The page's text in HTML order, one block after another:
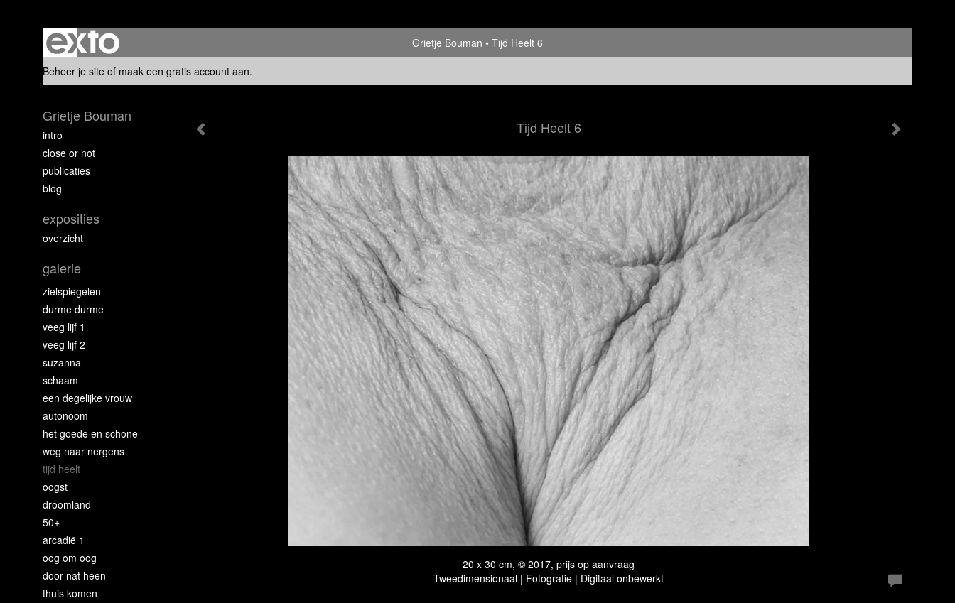
Grietje Bouman
Tijd Heelt 6
Beheer je site of maak een gratis account aan.
Tijd Heelt 6
20 x 30 cm, © 2017, prijs op aanvraag
Tweedimensionaal | Fotografie | Digitaal onbewerkt
Grietje Bouman
intro
close or not
publicaties
blog
exposities
overzicht
galerie
zielspiegelen
durme durme
veeg lijf 1
veeg lijf 2
suzanna
schaam
een degelijke vrouw
autonoom
het goede en schone
weg naar nergens
tijd heelt
oogst
droomland
50+
arcadië 1
oog om oog
door nat heen
thuis komen